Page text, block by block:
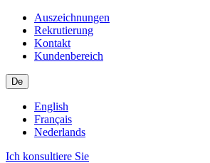
Auszeichnungen
Rekrutierung
Kontakt
Kundenbereich
De
English
Français
Nederlands
Ich konsultiere Sie